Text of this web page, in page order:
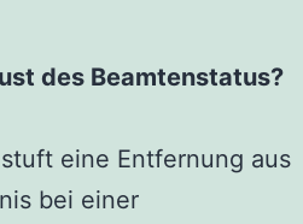
des Beamtenstatus?
eine Entfernung aus
bei einer